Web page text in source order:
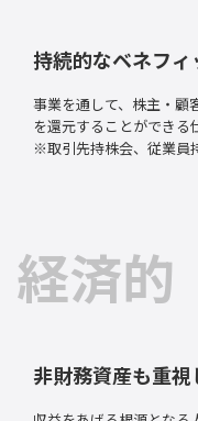
持続的なベネフ
事業を通して、株主・顧
を還元することができる
※取引先持株会、従業員
経済的
非財務資産も重視